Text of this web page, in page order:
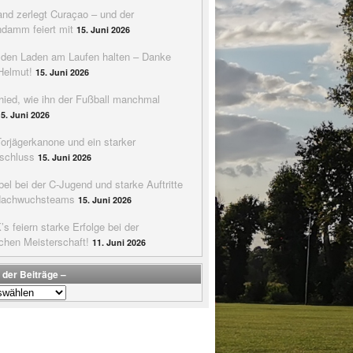
zerlegt Curaçao – und der
feiert mit 15. Juni 2026
Laden am Laufen halten – Danke
15. Juni 2026
wie ihn der Fußball manchmal
Juni 2026
und ein starker
15. Juni 2026
bei der C-Jugend und starke Auftritte
15. Juni 2026
feiern starke Erfolge bei der
Meisterschaft! 11. Juni 2026
Beiträge –